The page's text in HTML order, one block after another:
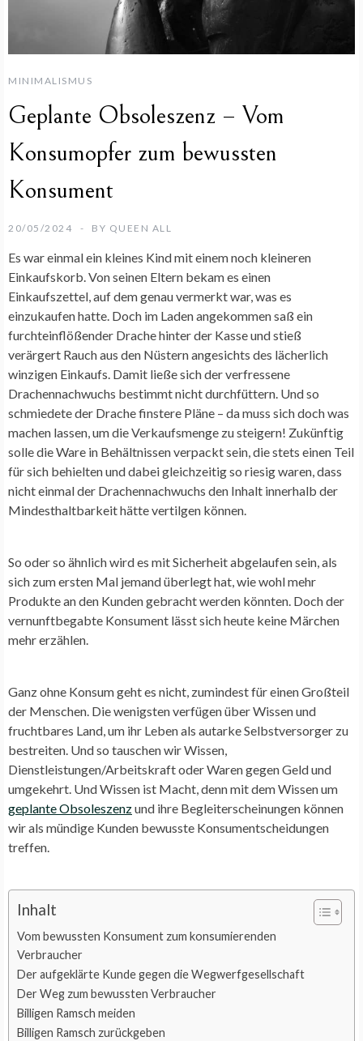
MINIMALISMUS
Geplante Obsoleszenz – Vom
Konsumopfer zum bewussten
Konsument
20/05/2024 BY QUEEN ALL
Es war einmal ein kleines Kind mit einem noch kleineren
Einkaufskorb. Von seinen Eltern bekam es einen
Einkaufszettel, auf dem genau vermerkt war, was es
einzukaufen hatte. Doch im Laden angekommen saß ein
furchteinflößender Drache hinter der Kasse und stieß
verärgert Rauch aus den Nüstern angesichts des lächerlich
winzigen Einkaufs. Damit ließe sich der verfressene
Drachennachwuchs bestimmt nicht durchfüttern. Und so
schmiedete der Drache finstere Pläne – da muss sich doch was
machen lassen, um die Verkaufsmenge zu steigern! Zukünftig
solle die Ware in Behältnissen verpackt sein, die stets einen Teil
für sich behielten und dabei gleichzeitig so riesig waren, dass
nicht einmal der Drachennachwuchs den Inhalt innerhalb der
Mindesthaltbarkeit hätte vertilgen können.
So oder so ähnlich wird es mit Sicherheit abgelaufen sein, als
sich zum ersten Mal jemand überlegt hat, wie wohl mehr
Produkte an den Kunden gebracht werden könnten. Doch der
vernunftbegabte Konsument lässt sich heute keine Märchen
mehr erzählen.
Ganz ohne Konsum geht es nicht, zumindest für einen Großteil
der Menschen. Die wenigsten verfügen über Wissen und
fruchtbares Land, um ihr Leben als autarke Selbstversorger zu
bestreiten. Und so tauschen wir Wissen,
Dienstleistungen/Arbeitskraft oder Waren gegen Geld und
umgekehrt. Und Wissen ist Macht, denn mit dem Wissen um
geplante Obsoleszenzund ihre Begleiterscheinungen können
wir als mündige Kunden bewusste Konsumentscheidungen
treffen.
Inhalt
Vom bewussten Konsument zum konsumierenden
Verbraucher
Der aufgeklärte Kunde gegen die Wegwerfgesellschaft
Der Weg zum bewussten Verbraucher
Billigen Ramsch meiden
Billigen Ramsch zurückgeben